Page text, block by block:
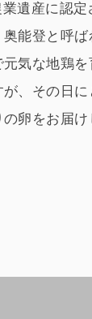
業遺産に認
能登と呼
気な地鶏を
、その日
卵をお届け